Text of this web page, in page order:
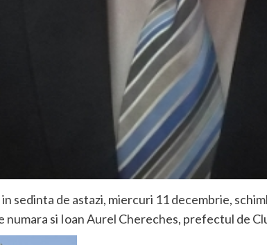
sedinta de astazi, miercuri 11 decembrie,
numara si Ioan Aurel Chereches, prefectul de